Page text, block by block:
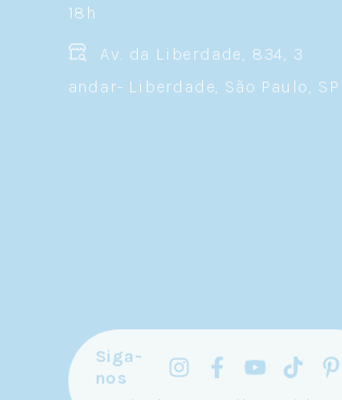
18h
Av. da Liberdade, 834, 3
andar- Liberdade, São Paulo, SP
Siga-
nos